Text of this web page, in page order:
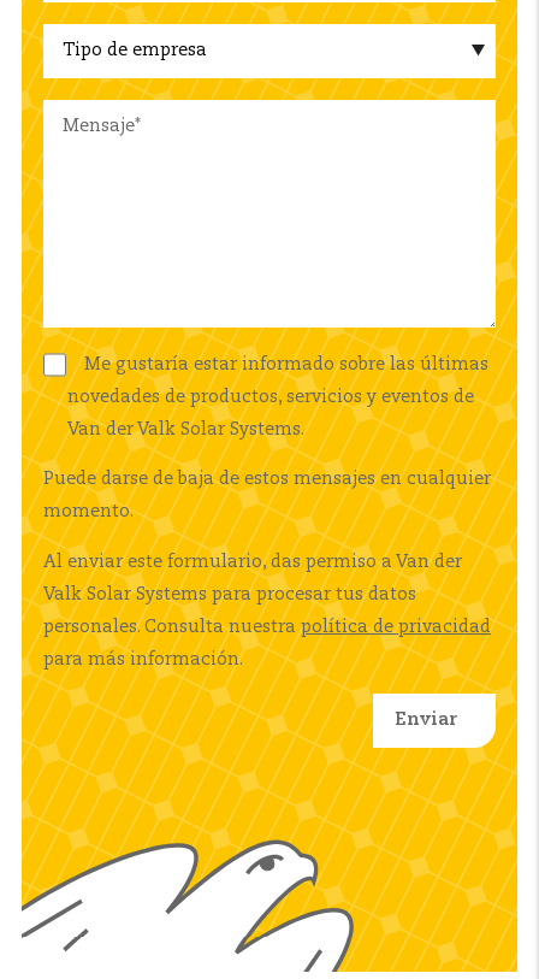
Me gustaría estar informado sobre las últimas
novedades de productos, servicios y eventos de
Van der Valk Solar Systems.
Puede darse de baja de estos mensajes en cualquier
momento.
Al enviar este formulario, das permiso a Van der
Valk Solar Systems para procesar tus datos
personales. Consulta nuestrapolítica de privacidad
para más información.